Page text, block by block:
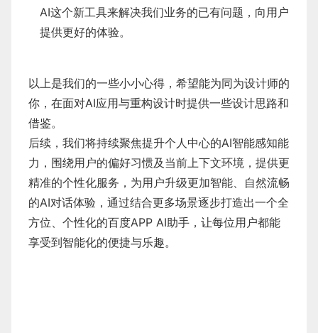
AI这个新工具来解决我们业务的已有问题，向用户
提供更好的体验。
以上是我们的一些小小心得，希望能为同为设计师的
你，在面对AI应用与重构设计时提供一些设计思路和
借鉴。
后续，我们将持续聚焦提升个人中心的AI智能感知能
力，围绕用户的偏好习惯及当前上下文环境，提供更
精准的个性化服务，为用户升级更加智能、自然流畅
的AI对话体验，通过结合更多场景逐步打造出一个全
方位、个性化的百度APP AI助手，让每位用户都能
享受到智能化的便捷与乐趣。